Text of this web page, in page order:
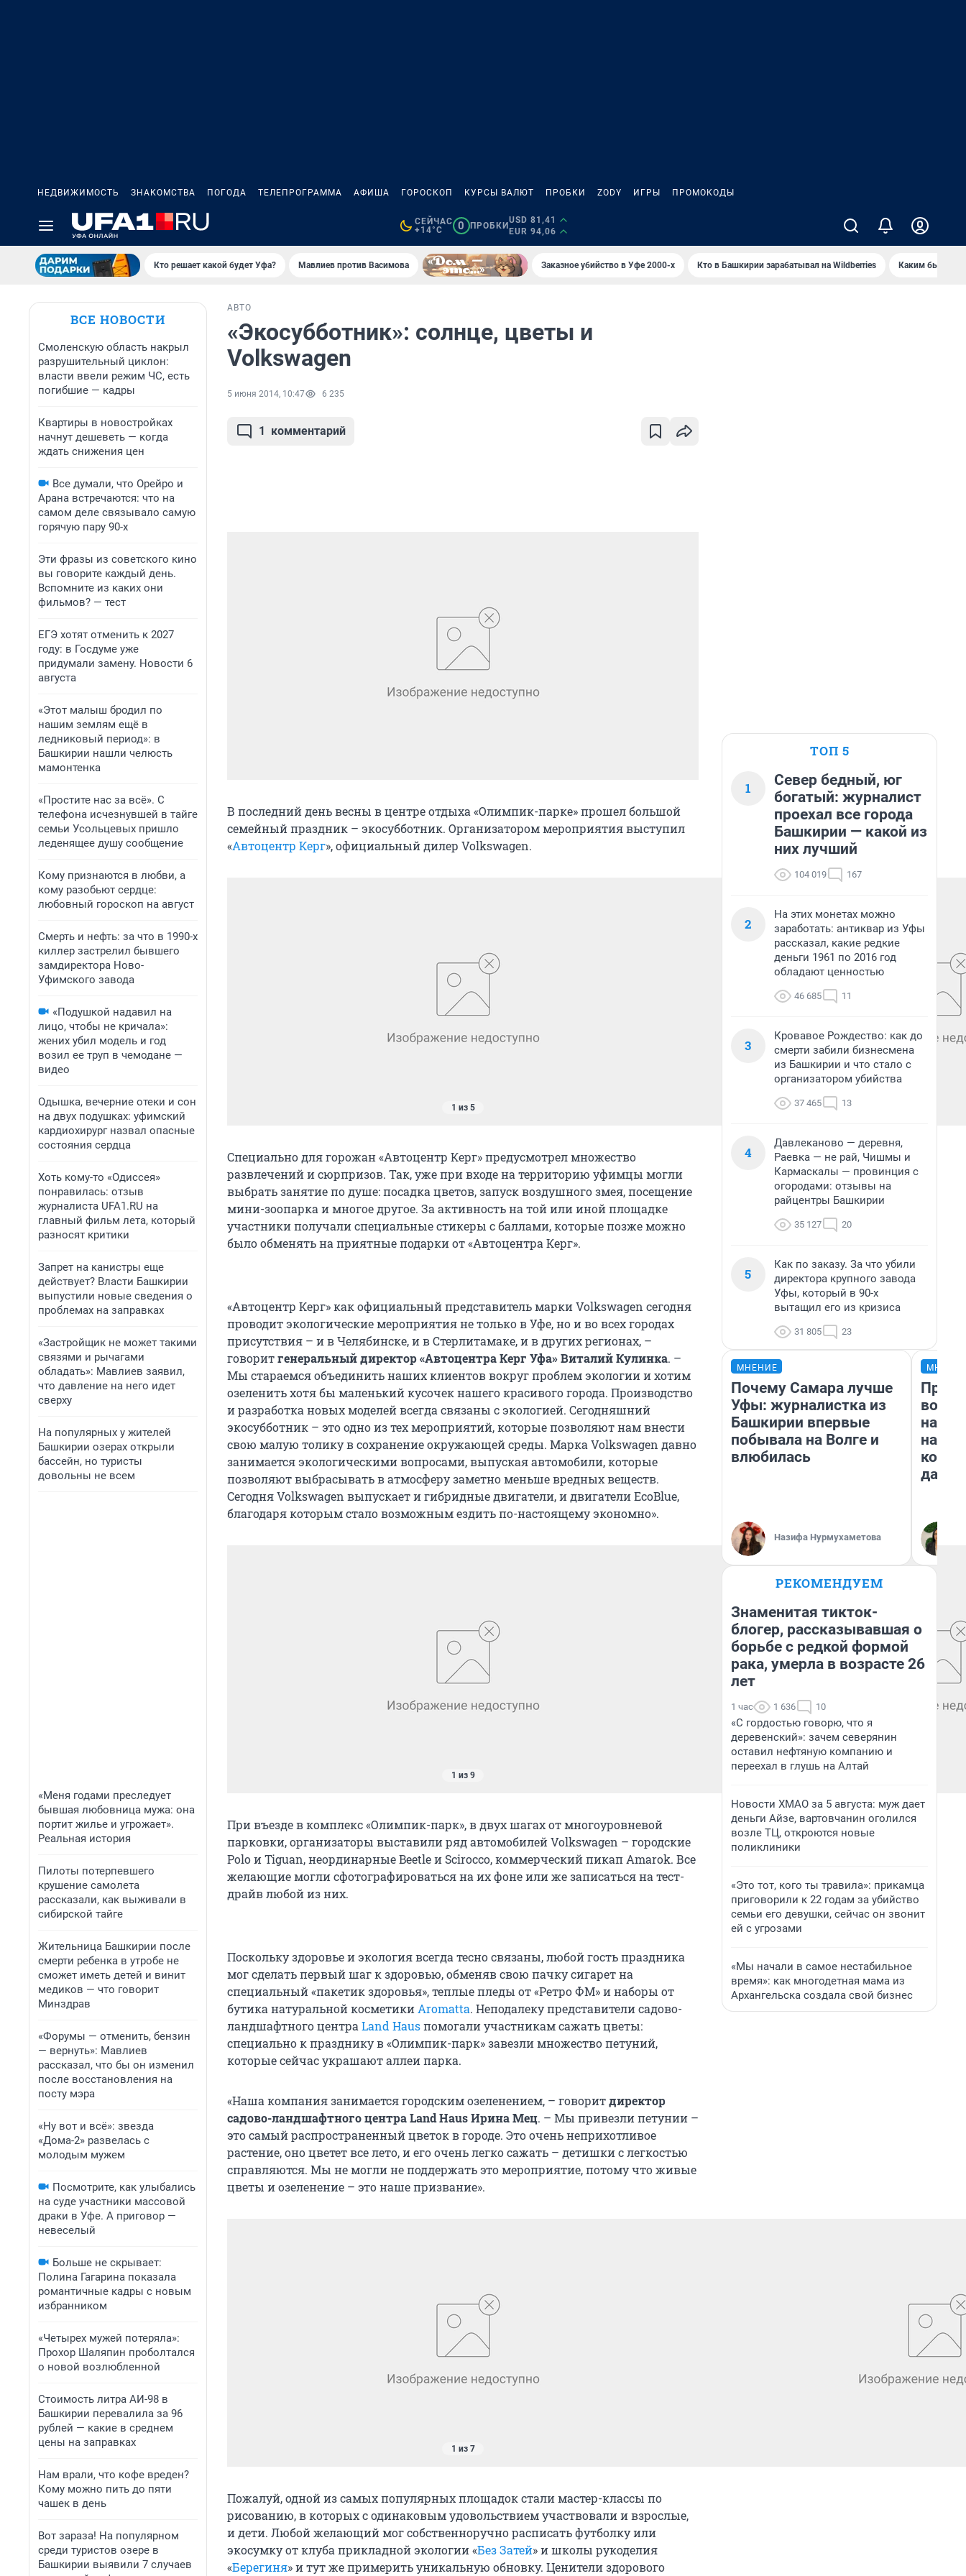
НЕДВИЖИМОСТЬ ЗНАКОМСТВА ПОГОДА ТЕЛЕПРОГРАММА АФИША ГОРОСКОП КУРСЫ ВАЛЮТ ПРОБКИ ZODY ИГРЫ ПРОМОКОДЫ
СЕЙЧАС
+14°C
0 ПРОБКИ
USD 81,41
EUR 94,06
Кто решает какой будет Уфа? Мавлиев против Васимова Заказное убийство в Уфе 2000-х Кто в Башкирии зарабатывал на Wildberries Каким было
ВСЕ НОВОСТИ
Смоленскую область накрыл
разрушительный циклон:
власти ввели режим ЧС, есть
погибшие — кадры
Квартиры в новостройках
начнут дешеветь — когда
ждать снижения цен
Все думали, что Орейро и
Арана встречаются: что на
самом деле связывало самую
горячую пару 90-х
Эти фразы из советского кино
вы говорите каждый день.
Вспомните из каких они
фильмов? — тест
ЕГЭ хотят отменить к 2027
году: в Госдуме уже
придумали замену. Новости 6
августа
«Этот малыш бродил по
нашим землям ещё в
ледниковый период»: в
Башкирии нашли челюсть
мамонтенка
«Простите нас за всё». С
телефона исчезнувшей в тайге
семьи Усольцевых пришло
леденящее душу сообщение
Кому признаются в любви, а
кому разобьют сердце:
любовный гороскоп на август
Смерть и нефть: за что в 1990-х
киллер застрелил бывшего
замдиректора Ново-
Уфимского завода
«Подушкой надавил на
лицо, чтобы не кричала»:
жених убил модель и год
возил ее труп в чемодане —
видео
Одышка, вечерние отеки и сон
на двух подушках: уфимский
кардиохирург назвал опасные
состояния сердца
Хоть кому-то «Одиссея»
понравилась: отзыв
журналиста UFA1.RU на
главный фильм лета, который
разносят критики
Запрет на канистры еще
действует? Власти Башкирии
выпустили новые сведения о
проблемах на заправках
«Застройщик не может такими
связями и рычагами
обладать»: Мавлиев заявил,
что давление на него идет
сверху
На популярных у жителей
Башкирии озерах открыли
бассейн, но туристы
довольны не всем
«Меня годами преследует
бывшая любовница мужа: она
портит жилье и угрожает».
Реальная история
Пилоты потерпевшего
крушение самолета
рассказали, как выживали в
сибирской тайге
Жительница Башкирии после
смерти ребенка в утробе не
сможет иметь детей и винит
медиков — что говорит
Минздрав
«Форумы — отменить, бензин
— вернуть»: Мавлиев
рассказал, что бы он изменил
после восстановления на
посту мэра
«Ну вот и всё»: звезда
«Дома-2» развелась с
молодым мужем
Посмотрите, как улыбались
на суде участники массовой
драки в Уфе. А приговор —
невеселый
Больше не скрывает:
Полина Гагарина показала
романтичные кадры с новым
избранником
«Четырех мужей потеряла»:
Прохор Шаляпин проболтался
о новой возлюбленной
Стоимость литра АИ-98 в
Башкирии перевалила за 96
рублей — какие в среднем
цены на заправках
Нам врали, что кофе вреден?
Кому можно пить до пяти
чашек в день
Вот зараза! На популярном
среди туристов озере в
Башкирии выявили 7 случаев
АВТО
«Экосубботник»: солнце, цветы и
Volkswagen
5 июня 2014, 10:47 6 235
1 комментарий
В последний день весны в центре отдыха «Олимпик-парке» прошел большой
семейный праздник – экосубботник. Организатором мероприятия выступил
«Автоцентр Керг», официальный дилер Volkswagen.
1 из 5
Специально для горожан «Автоцентр Керг» предусмотрел множество
развлечений и сюрпризов. Так, уже при входе на территорию уфимцы могли
выбрать занятие по душе: посадка цветов, запуск воздушного змея, посещение
мини-зоопарка и многое другое. За активность на той или иной площадке
участники получали специальные стикеры с баллами, которые позже можно
было обменять на приятные подарки от «Автоцентра Керг».
«Автоцентр Керг» как официальный представитель марки Volkswagen сегодня
проводит экологические мероприятия не только в Уфе, но и во всех городах
присутствия – и в Челябинске, и в Стерлитамаке, и в других регионах, –
говоритгенеральный директор «Автоцентра Керг Уфа» Виталий Кулинка. –
Мы стараемся объединить наших клиентов вокруг проблем экологии и хотим
озеленить хотя бы маленький кусочек нашего красивого города. Производство
и разработка новых моделей всегда связаны с экологией. Сегодняшний
экосубботник – это одно из тех мероприятий, которые позволяют нам внести
свою малую толику в сохранение окружающей среды. Марка Volkswagen давно
занимается экологическими вопросами, выпуская автомобили, которые
позволяют выбрасывать в атмосферу заметно меньше вредных веществ.
Сегодня Volkswagen выпускает и гибридные двигатели, и двигатели EcoBlue,
благодаря которым стало возможным ездить по-настоящему экономно».
1 из 9
При въезде в комплекс «Олимпик-парк», в двух шагах от многоуровневой
парковки, организаторы выставили ряд автомобилей Volkswagen – городские
Polo и Tiguan, неординарные Beetle и Scirocco, коммерческий пикап Аmarok. Все
желающие могли сфотографироваться на их фоне или же записаться на тест-
драйв любой из них.
Поскольку здоровье и экология всегда тесно связаны, любой гость праздника
мог сделать первый шаг к здоровью, обменяв свою пачку сигарет на
специальный «пакетик здоровья», теплые пледы от «Ретро ФМ» и наборы от
бутика натуральной косметики Aromatta. Неподалеку представители садово-
ландшафтного центра Land Hausпомогали участникам сажать цветы:
специально к празднику в «Олимпик-парк» завезли множество петуний,
которые сейчас украшают аллеи парка.
«Наша компания занимается городским озеленением, – говоритдиректор
садово-ландшафтного центра Land Haus Ирина Мец. – Мы привезли петунии –
это самый распространенный цветок в городе. Это очень неприхотливое
растение, оно цветет все лето, и его очень легко сажать – детишки с легкостью
справляются. Мы не могли не поддержать это мероприятие, потому что живые
цветы и озеленение – это наше призвание».
1 из 7
Пожалуй, одной из самых популярных площадок стали мастер-классы по
рисованию, в которых с одинаковым удовольствием участвовали и взрослые,
и дети. Любой желающий мог собственноручно расписать футболку или
экосумку от клуба прикладной экологии «Без Затей» и школы рукоделия
«Берегиня» и тут же примерить уникальную обновку. Ценители здорового
ТОП 5
1
Север бедный, юг
богатый: журналист
проехал все города
Башкирии — какой из
них лучший
104 019 167
2
На этих монетах можно
заработать: антиквар из Уфы
рассказал, какие редкие
деньги 1961 по 2016 год
обладают ценностью
46 685 11
3
Кровавое Рождество: как до
смерти забили бизнесмена
из Башкирии и что стало с
организатором убийства
37 465 13
4
Давлеканово — деревня,
Раевка — не рай, Чишмы и
Кармаскалы — провинция с
огородами: отзывы на
райцентры Башкирии
35 127 20
5
Как по заказу. За что убили
директора крупного завода
Уфы, который в 90-х
вытащил его из кризиса
31 805 23
МНЕНИЕ
Почему Самара лучше
Уфы: журналистка из
Башкирии впервые
побывала на Волге и
влюбилась
Назифа Нурмухаметова
нам
даже
РЕКОМЕНДУЕМ
Знаменитая тикток-
блогер, рассказывавшая о
борьбе с редкой формой
рака, умерла в возрасте 26
лет
1 час 1 636 10
«С гордостью говорю, что я
деревенский»: зачем северянин
оставил нефтяную компанию и
переехал в глушь на Алтай
Новости ХМАО за 5 августа: муж дает
деньги Айзе, вартовчанин оголился
возле ТЦ, откроются новые
поликлиники
«Это тот, кого ты травила»: прикамца
приговорили к 22 годам за убийство
семьи его девушки, сейчас он звонит
ей с угрозами
«Мы начали в самое нестабильное
время»: как многодетная мама из
Архангельска создала свой бизнес